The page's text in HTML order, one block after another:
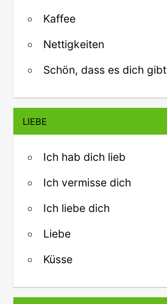
Kaffee
Nettigkeiten
Schön, dass es dich gibt
LIEBE
Ich hab dich lieb
Ich vermisse dich
Ich liebe dich
Liebe
Küsse